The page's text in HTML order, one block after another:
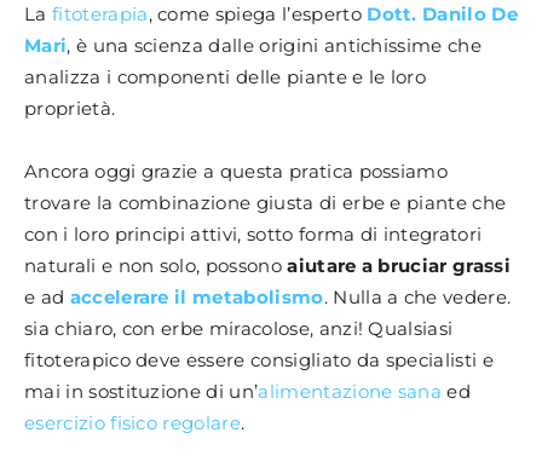
La fitoterapia, come spiega l’esperto Dott. Danilo De
Mari, è una scienza dalle origini antichissime che
analizza i componenti delle piante e le loro
proprietà.
Ancora oggi grazie a questa pratica possiamo
trovare la combinazione giusta di erbe e piante che
con i loro principi attivi, sotto forma di integratori
naturali e non solo, possonoaiutare a bruciar grassi
e ad accelerare il metabolismo. Nulla a che vedere.
sia chiaro, con erbe miracolose, anzi! Qualsiasi
fitoterapico deve essere consigliato da specialisti e
mai in sostituzione di un’alimentazione sana ed
esercizio fisico regolare.